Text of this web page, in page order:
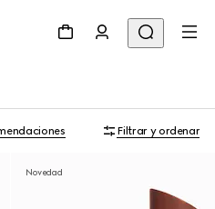
Filtrar y ordenar
Novedad